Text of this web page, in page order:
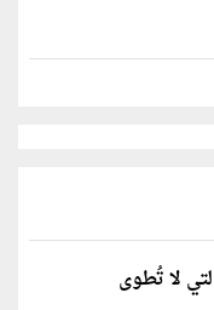
لا تُطوى